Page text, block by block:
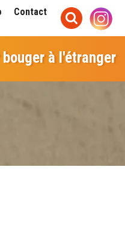
Contact
à l'étranger